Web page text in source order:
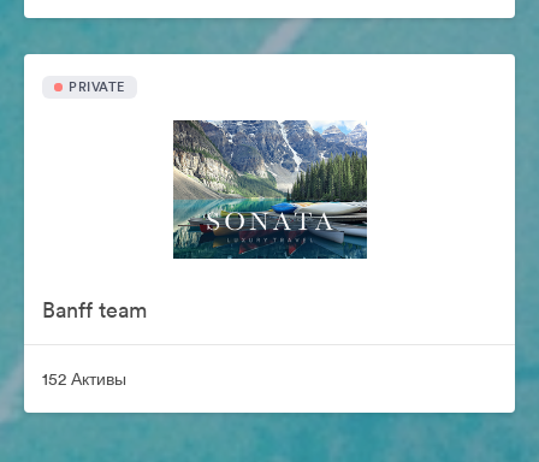
PRIVATE
Banff team
152 Активы